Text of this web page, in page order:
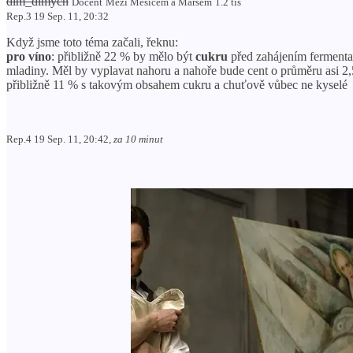
Rep.3 19 Sep. 11, 20:32
Když jsme toto téma začali, řeknu:
pro víno: přibližně 22 % by mělo být cukru před zahájením
mladiny. Měl by vyplavat nahoru a nahoře bude cent o průměru
přibližně 11 % s takovým obsahem cukru a chuťově vůbec ne kyselé
Rep.4 19 Sep. 11, 20:42 , za 10 minut